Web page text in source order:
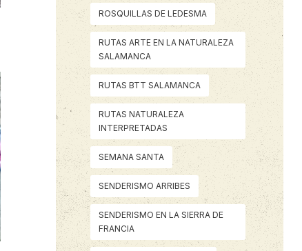
ROSQUILLAS DE LEDESMA
RUTAS ARTE EN LA NATURALEZA
SALAMANCA
RUTAS BTT SALAMANCA
RUTAS NATURALEZA
INTERPRETADAS
SEMANA SANTA
SENDERISMO ARRIBES
SENDERISMO EN LA SIERRA DE
FRANCIA